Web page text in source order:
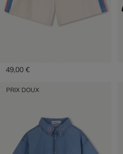
49,00 €
PRIX DOUX